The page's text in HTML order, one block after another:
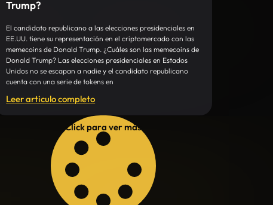
Trump?
El candidato republicano a las elecciones presidenciales en
EE.UU. tiene su representación en el criptomercado con las
memecoins de Donald Trump. ¿Cuáles son las memecoins de
Donald Trump? Las elecciones presidenciales en Estados
Unidos no se escapan a nadie y el candidato republicano
cuenta con una serie de tokens en
Leer articulo completo
Click para ver más